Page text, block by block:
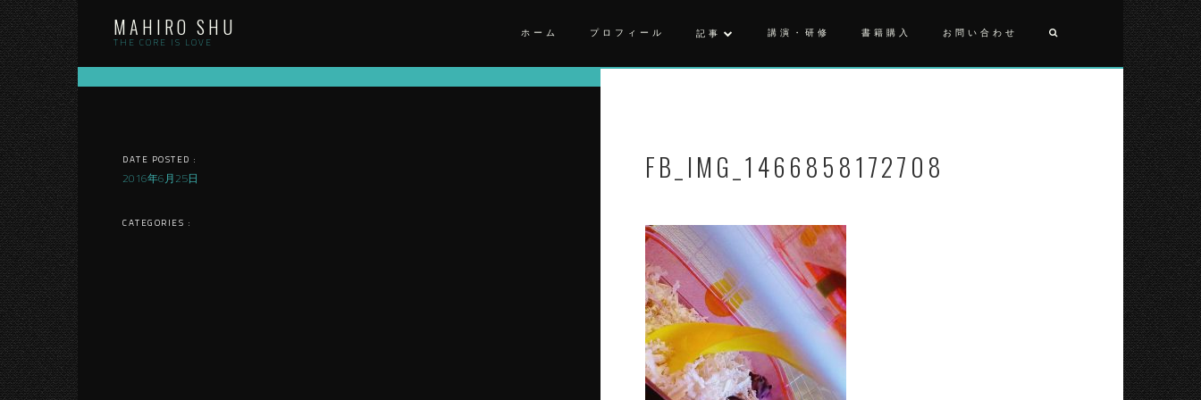
Skip
to
content
MAHIRO SHU
THE CORE IS LOVE
ホーム プロフィール 記事 講演・研修 書籍購入 お問い合わせ
DATE POSTED :
2016年6月25日
CATEGORIES :
FB_IMG_1466858172708
投
稿
ナ
ビ
ゲ
ー
シ
ョ
ン